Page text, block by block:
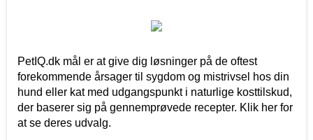
PetIQ.dk mål er at give dig løsninger på de oftest
forekommende årsager til sygdom og mistrivsel hos din
hund eller kat med udgangspunkt i naturlige kosttilskud,
der baserer sig på gennemprøvede recepter. Klik her for
at se deres udvalg.